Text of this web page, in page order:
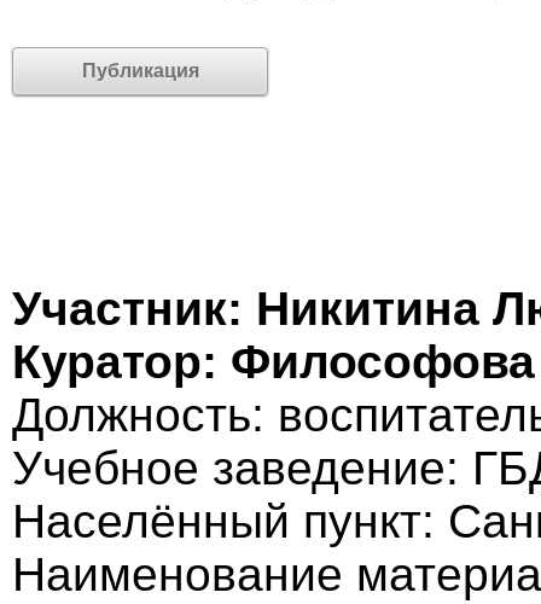
Публикация
Участник: Никитина
Куратор:
Должность:
Учебное заведение:
Населённый пункт:
Наименование